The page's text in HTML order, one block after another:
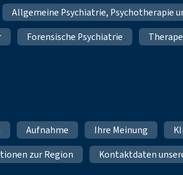
Allgemeine Psychiatrie, Psychotherapie
Forensische Psychiatrie
Aufnahme Ihre Meinung
zur Region Kontaktdaten